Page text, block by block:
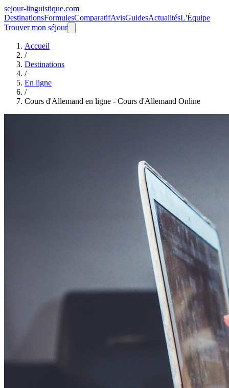
sejour-linguistique.com
DestinationsFormulesComparatifAvisGuidesActualitésL'Équipe
Trouver mon séjour
Accueil
/
Destinations
/
En ligne
/
Cours d'Allemand en ligne - Cours d'Allemand Online